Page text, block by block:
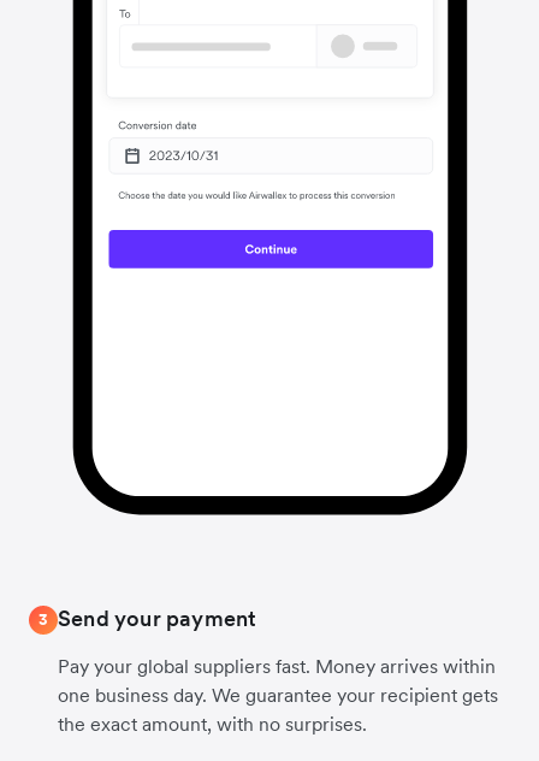
3 Send your payment
Pay your global suppliers fast. Money arrives within
one business day. We guarantee your recipient gets
the exact amount, with no surprises.